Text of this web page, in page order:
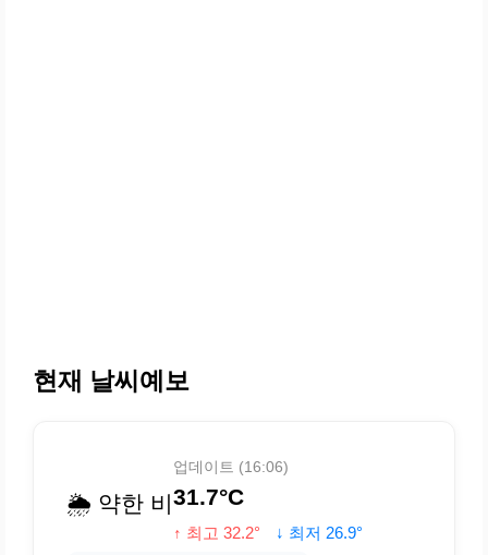
현재 날씨예보
🌦️ 약한 비
업데이트 (16:06)
31.7°C
↑ 최고 32.2° ↓ 최저 26.9°